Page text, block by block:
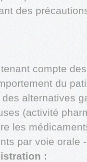
des
compte
du
alternatives
(activité
les
par voie orale
: